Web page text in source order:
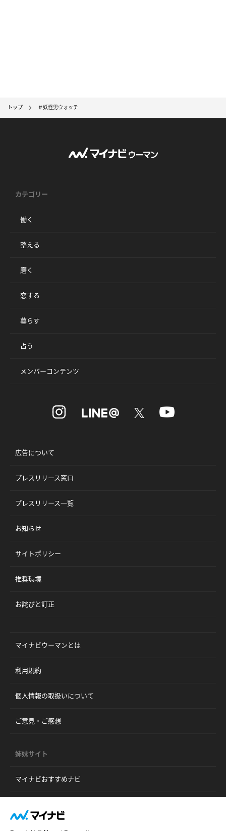
トップ ＃妖怪男ウォッチ
カテゴリー
働く
整える
磨く
恋する
暮らす
占う
メンバーコンテンツ
広告について
プレスリリース窓口
プレスリリース一覧
お知らせ
サイトポリシー
推奨環境
お詫びと訂正
マイナビウーマンとは
利用規約
個人情報の取扱いについて
ご意見・ご感想
姉妹サイト
マイナビおすすめナビ